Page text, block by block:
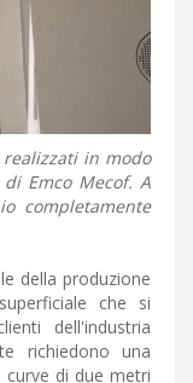
in modo
Emco Mecof. A
completamente
della produzione
che si
dell'industria
richiedono una
curve di due metri